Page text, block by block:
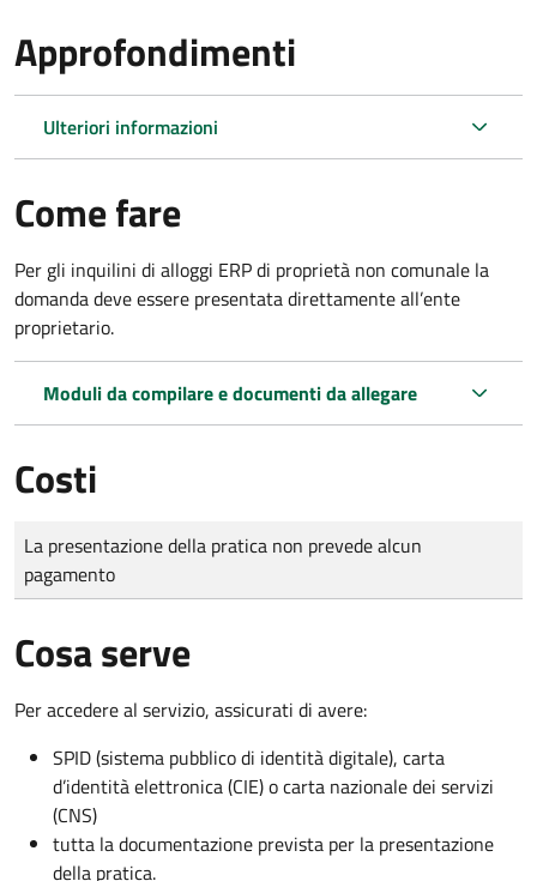
Approfondimenti
Ulteriori informazioni
Come fare
Per gli inquilini di alloggi ERP di proprietà non comunale la
domanda deve essere presentata direttamente all’ente
proprietario.
Moduli da compilare e documenti da allegare
Costi
Tipo di pagamento
Importo
La presentazione della pratica non prevede alcun
pagamento
Cosa serve
Per accedere al servizio, assicurati di avere:
SPID (sistema pubblico di identità digitale), carta
d’identità elettronica (CIE) o carta nazionale dei servizi
(CNS)
tutta la documentazione prevista per la presentazione
della pratica.